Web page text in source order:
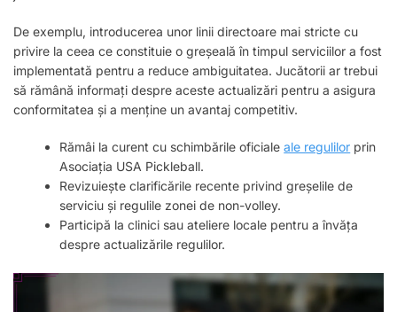
De exemplu, introducerea unor linii directoare mai stricte cu
privire la ceea ce constituie o greșeală în timpul serviciilor a fost
implementată pentru a reduce ambiguitatea. Jucătorii ar trebui
să rămână informați despre aceste actualizări pentru a asigura
conformitatea și a menține un avantaj competitiv.
Rămâi la curent cu schimbările oficialeale regulilor prin
Asociația USA Pickleball.
Revizuiește clarificările recente privind greșelile de
serviciu și regulile zonei de non-volley.
Participă la clinici sau ateliere locale pentru a învăța
despre actualizările regulilor.